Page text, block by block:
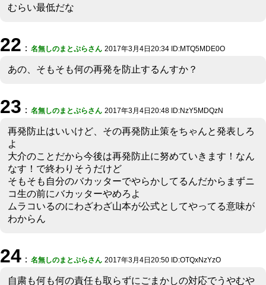
むらい最低だな
22 ： 名無しのまとぷらさん 2017年3月4日20:34 ID:MTQ5MDE0O
あの、そもそも何の再発を防止するんすか？
23 ： 名無しのまとぷらさん 2017年3月4日20:48 ID:NzY5MDQzN
再発防止はいいけど、その再発防止策をちゃんと発表しろ
よ
大介のことだから今後は再発防止に努めていきます！なん
なす！で終わりそうだけど
そもそも自分のバカッターでやらかしてるんだからまずニ
コ生の前にバカッターやめろよ
ムラコいるのにわざわざ山本が公式としてやってる意味が
わからん
24 ： 名無しのまとぷらさん 2017年3月4日20:50 ID:OTQxNzYzO
自粛も何も何の責任も取らずにごまかしの対応でうやむや